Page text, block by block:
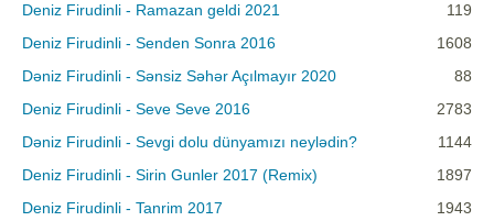
Deniz Firudinli - Ramazan geldi 2021
119
Deniz Firudinli - Senden Sonra 2016
1608
Dəniz Firudinli - Sənsiz Səhər Açılmayır 2020
88
Deniz Firudinli - Seve Seve 2016
2783
Dəniz Firudinli - Sevgi dolu dünyamızı neylədin?
1144
Deniz Firudinli - Sirin Gunler 2017 (Remix)
1897
Deniz Firudinli - Tanrim 2017
1943